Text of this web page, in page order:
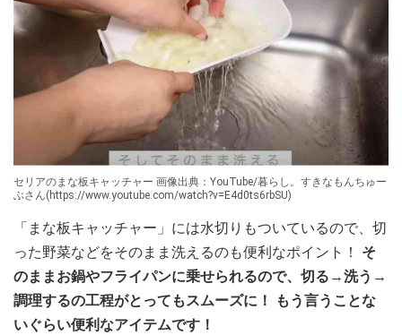
セリアのまな板キャッチャー 画像出典：YouTube/暮らし。すきなもんちゅー
ぶさん(https://www.youtube.com/watch?v=E4d0ts6rbSU)
「まな板キャッチャー」には水切りもついているので、切
った野菜などをそのまま洗えるのも便利なポイント！ そ
のままお鍋やフライパンに乗せられるので、切る→洗う→
調理するの工程がとってもスムーズに！ もう言うことな
いぐらい便利なアイテムです！